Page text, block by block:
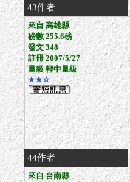
43作者
來自 高雄縣
磅數 255.6磅
發文 348
註冊 2007/5/27
量級 輕中量級
★★☆
44作者
來自 台南縣